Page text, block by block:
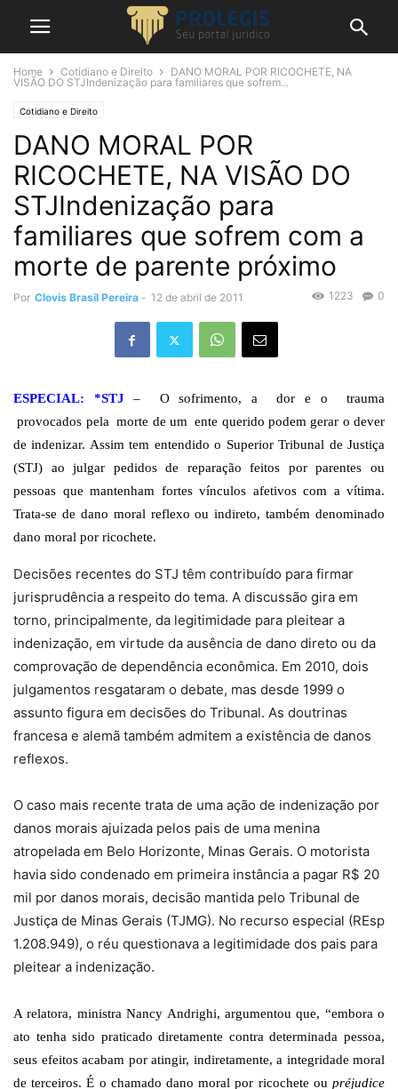
Home Cotidiano e Direito
DANO MORAL POR RICOCHETE, NA
VISÃO DO STJIndenização para familiares que sofrem...
Cotidiano e Direito
DANO MORAL POR
RICOCHETE, NA VISÃO DO
STJIndenização para
familiares que sofrem com a
morte de parente próximo
Por Clovis Brasil Pereira - 12 de abril de 2011 0
1223
ESPECIAL: *STJ – O sofrimento, a dor e o trauma
provocados pela morte de um ente querido podem gerar o dever
de indenizar. Assim tem entendido o Superior Tribunal de Justiça
(STJ) ao julgar pedidos de reparação feitos por parentes ou
pessoas que mantenham fortes vínculos afetivos com a vítima.
Trata-se de dano moral reflexo ou indireto, também denominado
dano moral por ricochete.
Decisões recentes do STJ têm contribuído para firmar
jurisprudência a respeito do tema. A discussão gira em
torno, principalmente, da legitimidade para pleitear a
indenização, em virtude da ausência de dano direto ou da
comprovação de dependência econômica. Em 2010, dois
julgamentos resgataram o debate, mas desde 1999 o
assunto figura em decisões do Tribunal. As doutrinas
francesa e alemã também admitem a existência de danos
reflexos.
O caso mais recente trata de uma ação de indenização por
danos morais ajuizada pelos pais de uma menina
atropelada em Belo Horizonte, Minas Gerais. O motorista
havia sido condenado em primeira instância a pagar R$ 20
mil por danos morais, decisão mantida pelo Tribunal de
Justiça de Minas Gerais (TJMG). No recurso especial (REsp
1.208.949), o réu questionava a legitimidade dos pais para
pleitear a indenização.
A relatora, ministra Nancy Andrighi, argumentou que, “embora o
ato tenha sido praticado diretamente contra determinada pessoa,
seus efeitos acabam por atingir, indiretamente, a integridade moral
de terceiros. É o chamado dano moral por ricochete ou préjudice